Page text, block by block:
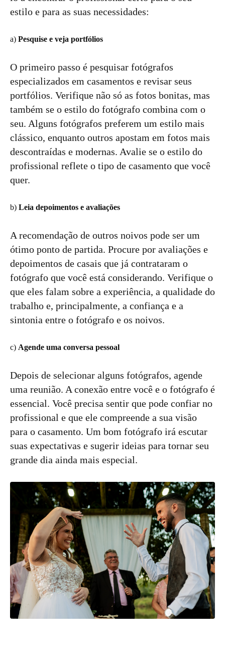
estilo e para as suas necessidades:
a) Pesquise e veja portfólios
O primeiro passo é pesquisar fotógrafos
especializados em casamentos e revisar seus
portfólios. Verifique não só as fotos bonitas, mas
também se o estilo do fotógrafo combina com o
seu. Alguns fotógrafos preferem um estilo mais
clássico, enquanto outros apostam em fotos mais
descontraídas e modernas. Avalie se o estilo do
profissional reflete o tipo de casamento que você
quer.
b) Leia depoimentos e avaliações
A recomendação de outros noivos pode ser um
ótimo ponto de partida. Procure por avaliações e
depoimentos de casais que já contrataram o
fotógrafo que você está considerando. Verifique o
que eles falam sobre a experiência, a qualidade do
trabalho e, principalmente, a confiança e a
sintonia entre o fotógrafo e os noivos.
c) Agende uma conversa pessoal
Depois de selecionar alguns fotógrafos, agende
uma reunião. A conexão entre você e o fotógrafo é
essencial. Você precisa sentir que pode confiar no
profissional e que ele compreende a sua visão
para o casamento. Um bom fotógrafo irá escutar
suas expectativas e sugerir ideias para tornar seu
grande dia ainda mais especial.